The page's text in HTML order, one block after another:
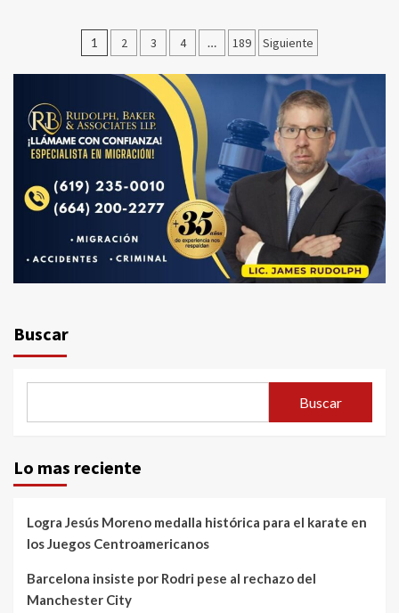
Paginación
de
entradas
1 2 3 4 … 189 Siguiente
Buscar
Buscar
Lo mas reciente
Logra Jesús Moreno medalla histórica para el karate en
los Juegos Centroamericanos
Barcelona insiste por Rodri pese al rechazo del
Manchester City